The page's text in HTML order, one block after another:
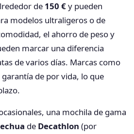
de 150 €y pueden
modelos ultraligeros o de
el ahorro de peso y
marcar una diferencia
de varios días. Marcas como
de por vida, lo que
una mochila de gama
de Decathlon (por